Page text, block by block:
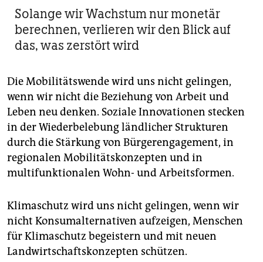
Solange wir Wachstum nur monetär
berechnen, verlieren wir den Blick auf
das, was zerstört wird
Die Mobilitätswende wird uns nicht gelingen,
wenn wir nicht die Beziehung von Arbeit und
Leben neu denken. Soziale Innovationen stecken
in der Wiederbelebung ländlicher Strukturen
durch die Stärkung von Bürgerengagement, in
regionalen Mobilitätskonzepten und in
multifunktionalen Wohn- und Arbeitsformen.
Klimaschutz wird uns nicht gelingen, wenn wir
nicht Konsumalternativen aufzeigen, Menschen
für Klimaschutz begeistern und mit neuen
Landwirtschaftskonzepten schützen.